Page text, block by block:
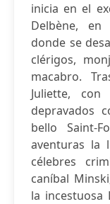
inicia en el
Delbène,
donde se
clérigos,
macabro.
Juliette,
depravados
bello Saint-
aventuras la
célebres
caníbal
la incestuosa